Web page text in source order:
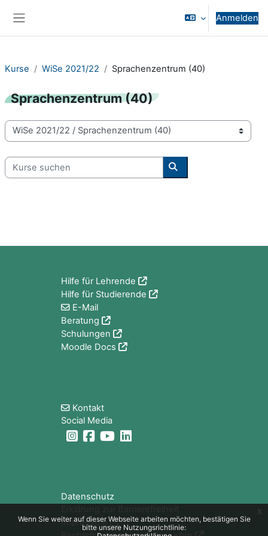
Wenn Sie weiter auf dieser Webseite arbeiten möchten, bestätigen Sie
bitte unsere Nutzungsrichtlinie:
x
Anmelden
Kurse WiSe 2021/22 Sprachenzentrum (40)
Sprachenzentrum (40)
Kursbereiche
Kurse suchen
Kurse suchen
Hilfe für Lehrende
Hilfe für Studierende
E-Mail
Beratung
Schulungen
Moodle Docs
Kontakt
Social Media
Datenschutz
Impressum